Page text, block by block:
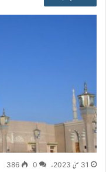
31 مئی 2023ء 0
386